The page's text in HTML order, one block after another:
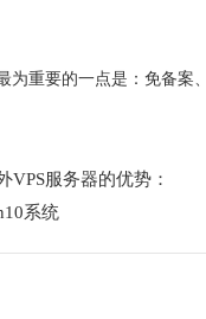
为重要的一点是：免备案
VPS服务器的优势：
系统